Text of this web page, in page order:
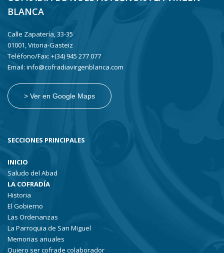
BLANCA
Calle Zapatería, 33-35
01001, Vitoria-Gasteiz
Teléfono/Fax: +(34) 945 277 077
Email: info@cofradiavirgenblanca.com
> Ver en Google Maps
SECCIONES PRINCIPALES
INICIO
Saludo del Abad
LA COFRADÍA
Historia
El Gobierno
Las Ordenanzas
La Parroquia de San Miguel
Memorias anuales
Quiero ser cofrade colaborador